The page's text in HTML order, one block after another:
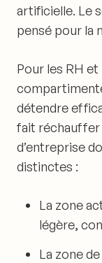
artificielle. Le
pensé pour la
Pour les RH
détendre
fait réchauffer
d’entreprise
distinctes :
La zone
légère,
La zone